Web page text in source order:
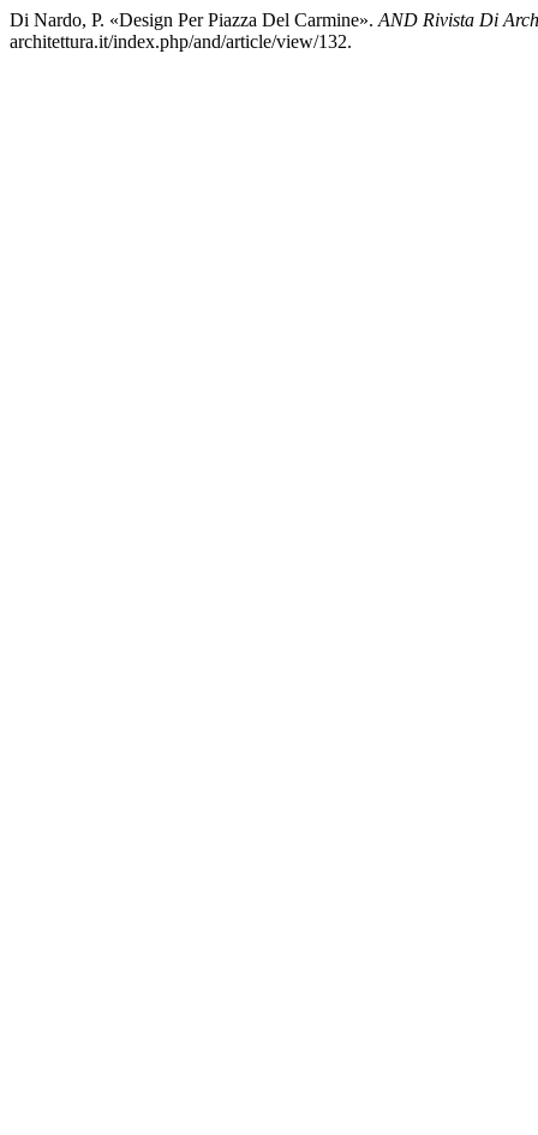
Di Nardo, P. «Design Per Piazza Del Carmine». AND Rivista Di
architettura.it/index.php/and/article/view/132.